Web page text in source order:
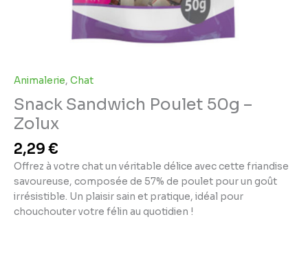
Animalerie, Chat
Snack Sandwich Poulet 50g –
Zolux
2,29€
Offrez à votre chat un véritable délice avec cette friandise
savoureuse, composée de 57% de poulet pour un goût
irrésistible. Un plaisir sain et pratique, idéal pour
chouchouter votre félin au quotidien !